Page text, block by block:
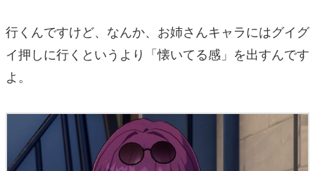
行くんですけど、なんか、お姉さんキャラにはグイグ
イ押しに行くというより「懐いてる感」を出すんです
よ。